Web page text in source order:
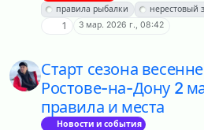
правила рыбалки
нерестовый
1 3 мар. 2026 г., 08:42
Старт сезона
Ростове-на-Дону 2
правила и места
Новости и события